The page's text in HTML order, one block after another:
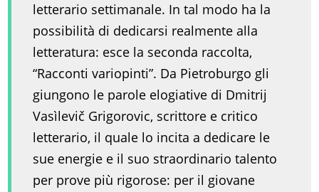
letterario settimanale. In tal modo ha la
possibilità di dedicarsi realmente alla
letteratura: esce la seconda raccolta,
“Racconti variopinti”. Da Pietroburgo gli
giungono le parole elogiative di Dmitrij
Vasìlevič Grigorovic, scrittore e critico
letterario, il quale lo incita a dedicare le
sue energie e il suo straordinario talento
per prove più rigorose: per il giovane